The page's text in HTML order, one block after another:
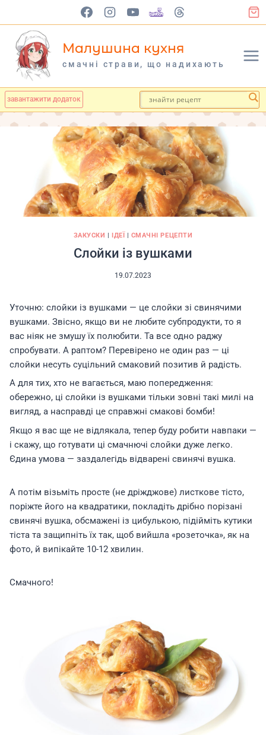
вмісту
Малушина кухня
cмачні страви, що надихають
завантажити додаток
ЗАКУСКИ |ІДЕЇ | СМАЧНІ РЕЦЕПТИ
Слойки із вушками
19.07.2023
Уточню: слойки із вушками — це слойки зі свинячими
вушками. Звісно, якщо ви не любите субпродукти, то я
вас ніяк не змушу їх полюбити. Та все одно раджу
спробувати. А раптом? Перевірено не один раз — ці
слойки несуть суцільний смаковий позитив й радість.
А для тих, хто не вагається, маю попередження:
обережно, ці слойки із вушками тільки зовні такі милі на
вигляд, а насправді це справжні смакові бомби!
Якщо я вас ще не відлякала, тепер буду робити навпаки —
і скажу, що готувати ці смачнючі слойки дуже легко.
Єдина умова — заздалегідь відварені свинячі вушка.
А потім візьміть просте (не дріжджове) листкове тісто,
поріжте його на квадратики, покладіть дрібно порізані
свинячі вушка, обсмажені із цибулькою, підійміть кутики
тіста та защипніть їх так, щоб вийшла «розеточка», як на
фото, й випікайте 10-12 хвилин.
Смачного!